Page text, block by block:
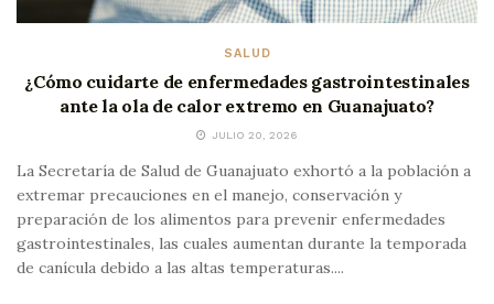
SALUD
¿Cómo cuidarte de enfermedades gastrointestinales
ante la ola de calor extremo en Guanajuato?
JULIO 20, 2026
La Secretaría de Salud de Guanajuato exhortó a la población a
extremar precauciones en el manejo, conservación y
preparación de los alimentos para prevenir enfermedades
gastrointestinales, las cuales aumentan durante la temporada
de canícula debido a las altas temperaturas....